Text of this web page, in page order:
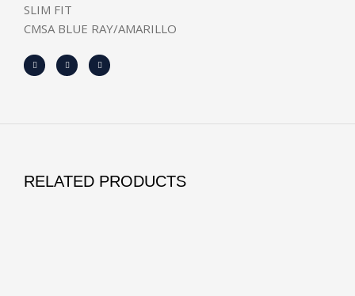
SLIM FIT
CMSA BLUE RAY/AMARILLO
RELATED PRODUCTS